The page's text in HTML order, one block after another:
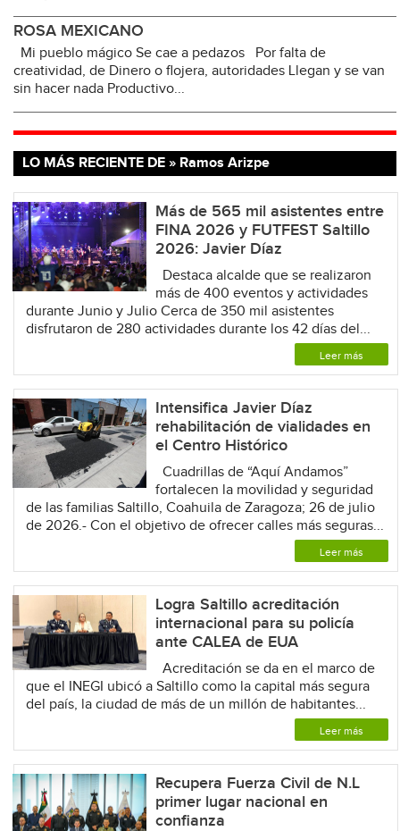
ROSA MEXICANO
Mi pueblo mágico Se cae a pedazos Por falta de
creatividad, de Dinero o flojera, autoridades Llegan y se van
sin hacer nada Productivo...
LO MÁS RECIENTE DE » Ramos Arizpe
Más de 565 mil asistentes entre
FINA 2026 y FUTFEST Saltillo
2026: Javier Díaz
Destaca alcalde que se realizaron
más de 400 eventos y actividades
durante Junio y Julio Cerca de 350 mil asistentes
disfrutaron de 280 actividades durante los 42 días del...
Leer más
Intensifica Javier Díaz
rehabilitación de vialidades en
el Centro Histórico
Cuadrillas de “Aquí Andamos”
fortalecen la movilidad y seguridad
de las familias Saltillo, Coahuila de Zaragoza; 26 de julio
de 2026.- Con el objetivo de ofrecer calles más seguras...
Leer más
Logra Saltillo acreditación
internacional para su policía
ante CALEA de EUA
Acreditación se da en el marco de
que el INEGI ubicó a Saltillo como la capital más segura
del país, la ciudad de más de un millón de habitantes...
Leer más
Recupera Fuerza Civil de N.L
primer lugar nacional en
confianza